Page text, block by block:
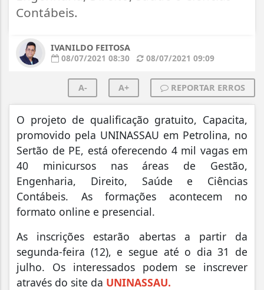
Contábeis.
IVANILDO FEITOSA
08/07/2021 08:30
08/07/2021 09:09
A- A+ REPORTAR ERROS
O projeto de qualificação gratuito, Capacita,
promovido pela UNINASSAU em Petrolina, no
Sertão de PE, está oferecendo 4 mil vagas em
40 minicursos nas áreas de Gestão,
Engenharia, Direito, Saúde e Ciências
Contábeis. As formações acontecem no
formato online e presencial.
As inscrições estarão abertas a partir da
segunda-feira (12), e segue até o dia 31 de
julho. Os interessados podem se inscrever
através do site da UNINASSAU.